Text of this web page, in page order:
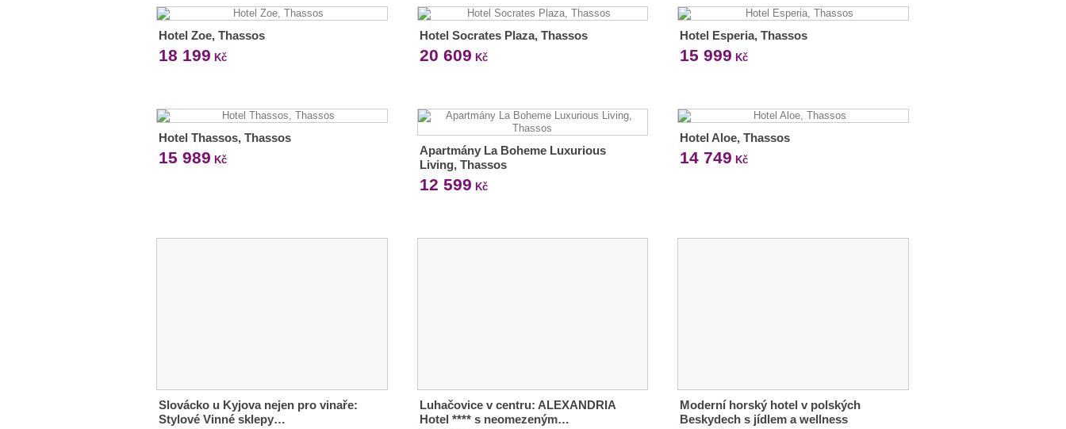
Hotel Zoe, Thassos
18 199 Kč
Hotel Socrates Plaza, Thassos
20 609 Kč
Hotel Esperia, Thassos
15 999 Kč
Hotel Thassos, Thassos
15 989 Kč
Apartmány La Boheme Luxurious
Living, Thassos
12 599 Kč
Hotel Aloe, Thassos
14 749 Kč
Slovácko u Kyjova nejen pro vinaře:
Stylové Vinné sklepy…
Luhačovice v centru: ALEXANDRIA
Hotel **** s neomezeným…
Moderní horský hotel v polských
Beskydech s jídlem a wellness